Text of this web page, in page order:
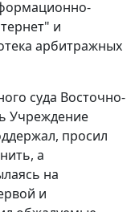
и
арбитражных
суда Восточно-
Учреждение
просил
а
на
и